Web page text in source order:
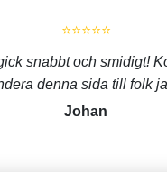
⭐⭐⭐⭐⭐
snabbt och smidigt!
denna sida till folk
Johan